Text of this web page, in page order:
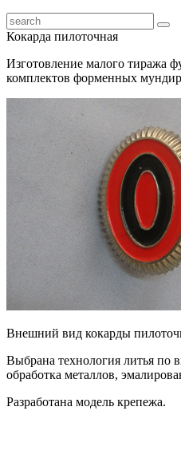
Кокарда пилоточная
Изготовление малого тиража
комплектов форменных
Внешний вид кокарды
Выбрана технология литья по
обработка металлов,
Разработана модель крепежа.